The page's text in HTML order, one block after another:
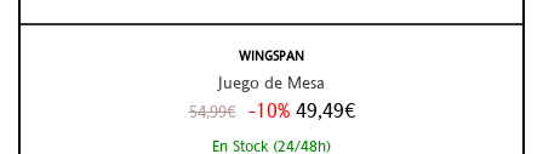
WINGSPAN
Juego de Mesa
54,99€ -10% 49,49€
En Stock (24/48h)